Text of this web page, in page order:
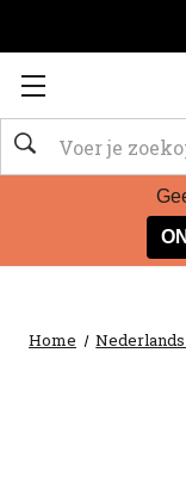
Zoeken
Home